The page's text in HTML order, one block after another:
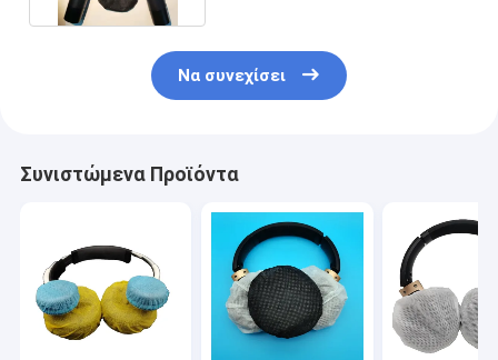
Να συνεχίσει
Συνιστώμενα Προϊόντα